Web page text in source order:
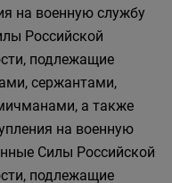
на военную службу
Российской
подлежащие
сержантами,
а также
на военную
Силы Российской
подлежащие